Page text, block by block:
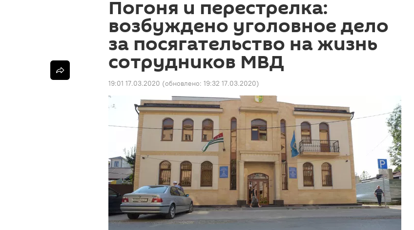
Погоня и перестрелка:
возбуждено уголовное дело
за посягательство на жизнь
сотрудников МВД
19:01 17.03.2020 (обновлено: 19:32 17.03.2020)